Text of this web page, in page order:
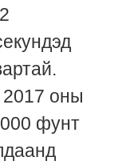
оны
фунт